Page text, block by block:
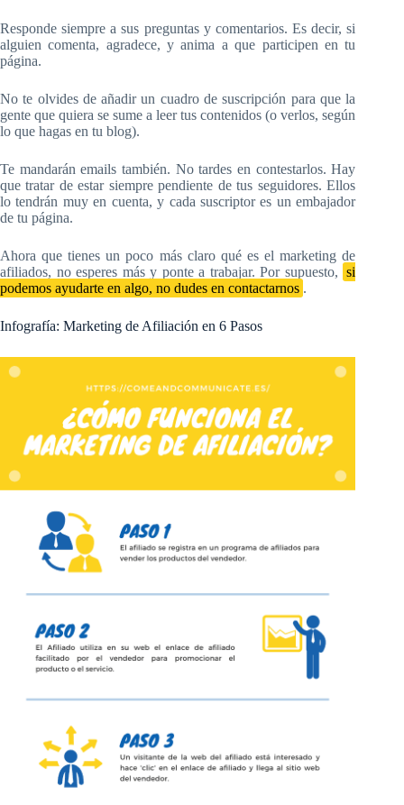
Responde siempre a sus preguntas y comentarios. Es decir, si
alguien comenta, agradece, y anima a que participen en tu
página.
No te olvides de añadir un cuadro de suscripción para que la
gente que quiera se sume a leer tus contenidos (o verlos, según
lo que hagas en tu blog).
Te mandarán emails también. No tardes en contestarlos. Hay
que tratar de estar siempre pendiente de tus seguidores. Ellos
lo tendrán muy en cuenta, y cada suscriptor es un embajador
de tu página.
Ahora que tienes un poco más claro qué es el marketing de
afiliados, no esperes más y ponte a trabajar. Por supuesto,
si
podemos ayudarte en algo, no dudes en contactarnos .
Infografía: Marketing de Afiliación en 6 Pasos